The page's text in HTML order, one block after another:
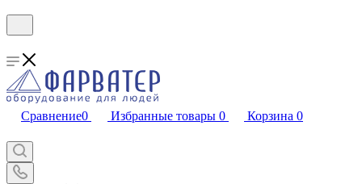
Сравнение0 Избранные товары 0 Корзина 0